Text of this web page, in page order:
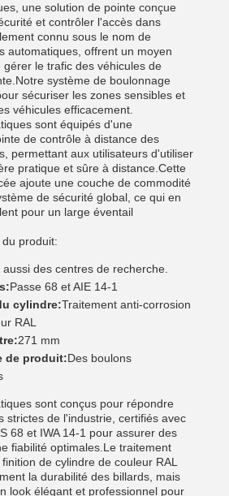
une solution de pointe conçue
et contrôler l'accès dans
connu sous le nom de
automatiques, offrent un moyen
le trafic des véhicules de
système de boulonnage
sécuriser les zones sensibles et
véhicules efficacement.
sont équipés d'une
de contrôle à distance des
permettant aux utilisateurs d'utiliser
pratique et sûre à distance.Cette
ajoute une couche de commodité
de sécurité global, ce qui en
pour un large éventail
produit:
aussi des centres de recherche.
Passe 68 et AIE 14-1
cylindre:Traitement anti-corrosion
RAL
271 mm
de produit:Des boulons
sont conçus pour répondre
strictes de l'industrie, certifiés avec
68 et IWA 14-1 pour assurer des
fiabilité optimales.Le traitement
de cylindre de couleur RAL
la durabilité des billards, mais
look élégant et professionnel pour